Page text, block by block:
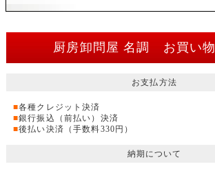
厨房卸問屋 名調 お買い
お支払方法
■各種クレジット決済
■銀行振込（前払い）決済
■後払い決済（手数料330円）
納期について